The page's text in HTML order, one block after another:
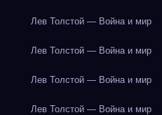
Лев Толстой — Война и мир
Лев Толстой — Война и мир
Лев Толстой — Война и мир
Лев Толстой — Война и мир